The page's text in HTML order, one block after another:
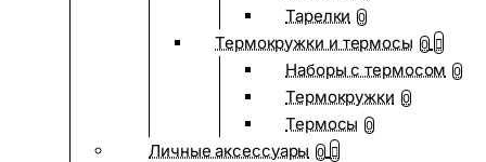
Тарелки 0
Термокружки и термосы 0
Наборы с термосом 0
Термокружки 0
Термосы 0
Личные аксессуары 0